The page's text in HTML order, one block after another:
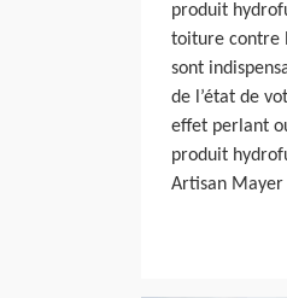
produit
toiture contre
sont
de l’état de
effet perlant
produit
Artisan Mayer